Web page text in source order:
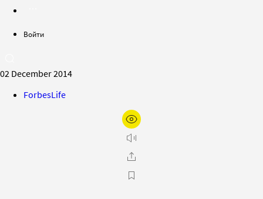
Войти
02 December 2014
ForbesLife